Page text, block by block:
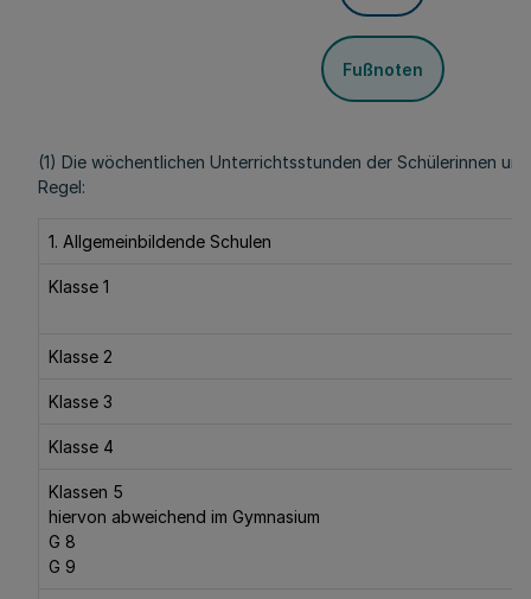
Fußnoten
(1) Die wöchentlichen Unterrichtsstunden der Schülerinnen
Regel:
1. Allgemeinbildende Schulen
Klasse 1
Klasse 2
Klasse 3
Klasse 4
Klassen 5
hiervon abweichend im Gymnasium
G 8
G 9